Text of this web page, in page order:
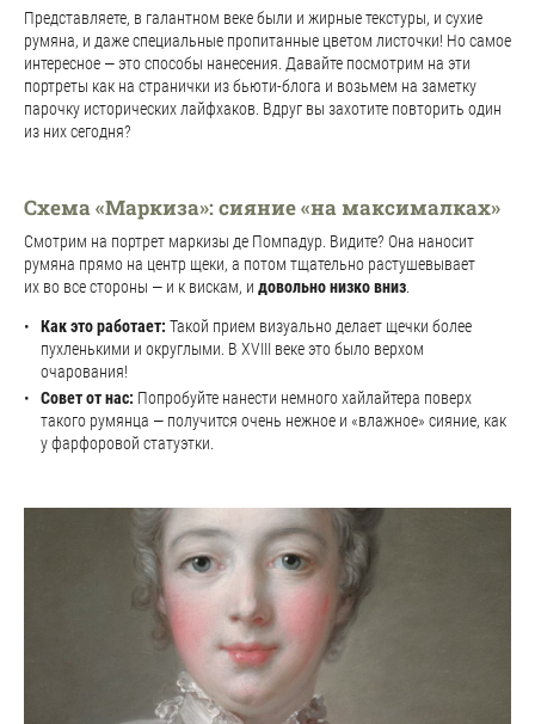
Представляете, в галантном веке были и жирные текстуры, и сухие
румяна, и даже специальные пропитанные цветом листочки! Но самое
интересное — это способы нанесения. Давайте посмотрим на эти
портреты как на странички из бьюти-блога и возьмем на заметку
парочку исторических лайфхаков. Вдруг вы захотите повторить один
из них сегодня?
Схема «Маркиза»: сияние «на максималках»
Смотрим на портрет маркизы де Помпадур. Видите? Она наносит
румяна прямо на центр щеки, а потом тщательно растушевывает
их во все стороны — и к вискам, и довольно низко вниз
Как это работает: Такой прием визуально делает щечки более
пухленькими и округлыми. В XVIII веке это было верхом
очарования!
Совет от нас: Попробуйте нанести немного хайлайтера поверх
такого румянца — получится очень нежное и «влажное» сияние, как
у фарфоровой статуэтки.